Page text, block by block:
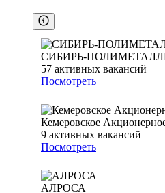
СИБИРЬ-
57 активных вакансий
Посмотреть
Кемеровское
9 активных вакансий
Посмотреть
АЛРОСА